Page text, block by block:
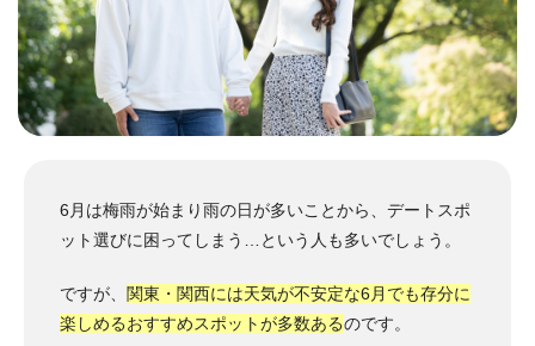
6月は梅雨が始まり雨の日が多いことから、デートスポ
ット選びに困ってしまう…という人も多いでしょう。
ですが、 関東・関西には天気が不安定な6月でも存分に
楽しめるおすすめスポットが多数あるのです。